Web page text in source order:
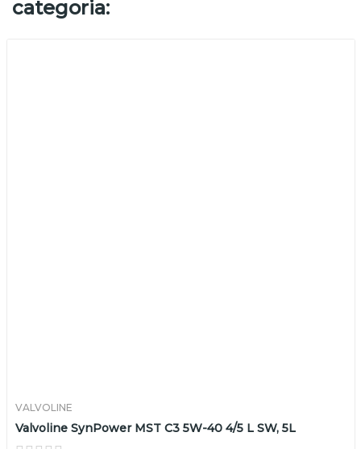
categoria:
VALVOLINE
Valvoline SynPower MST C3 5W-40 4/5 L SW, 5L